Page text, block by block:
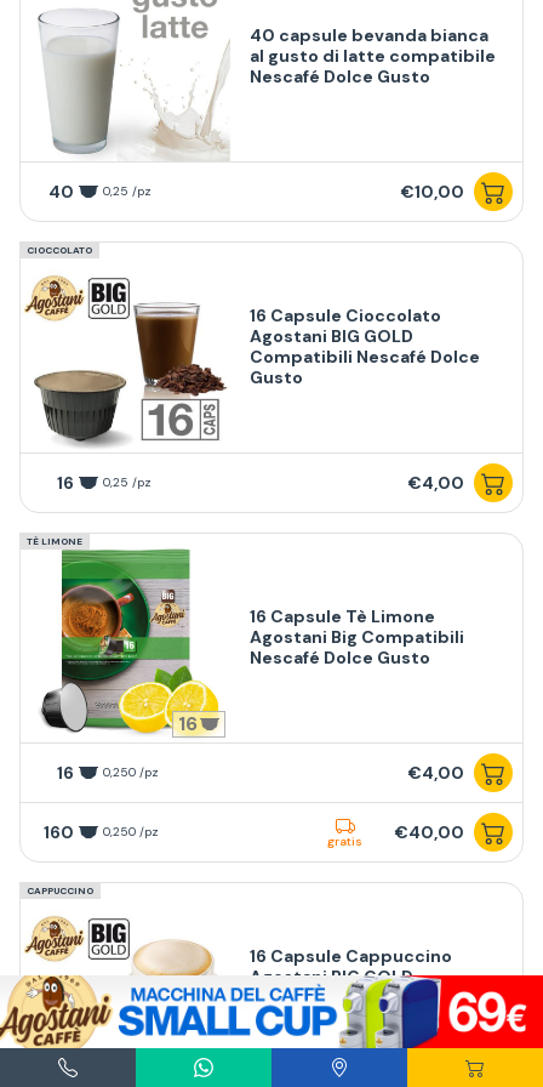
40 capsule bevanda bianca
al gusto di latte compatibile
Nescafé Dolce Gusto
40 0,25 /pz €10,00
CIOCCOLATO
16 Capsule Cioccolato
Agostani BIG GOLD
Compatibili Nescafé Dolce
Gusto
16 0,25 /pz €4,00
TÈ LIMONE
16
16 Capsule Tè Limone
Agostani Big Compatibili
Nescafé Dolce Gusto
16 0,250 /pz €4,00
160 0,250 /pz
gratis €40,00
CAPPUCCINO
16 Capsule Cappuccino
Agostani BIG GOLD
Compatibili Nescafé Dolce
Gusto